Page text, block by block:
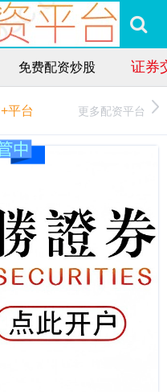
免费配资炒股 证券
+平台 更多配资平台